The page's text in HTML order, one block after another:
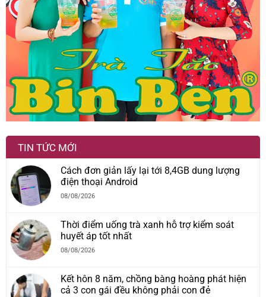
TIN TỨC MỚI
Cách đơn giản lấy lại tới 8,4GB dung lượng
điện thoại Android
08/08/2026
Thời điểm uống trà xanh hỗ trợ kiểm soát
huyết áp tốt nhất
08/08/2026
Kết hôn 8 năm, chồng bàng hoàng phát hiện
cả 3 con gái đều không phải con đẻ